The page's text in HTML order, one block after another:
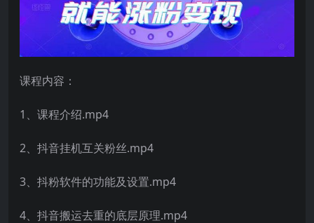
课程内容：
1、课程介绍.mp4
2、抖音挂机互关粉丝.mp4
3、抖粉软件的功能及设置.mp4
4、抖音搬运去重的底层原理.mp4